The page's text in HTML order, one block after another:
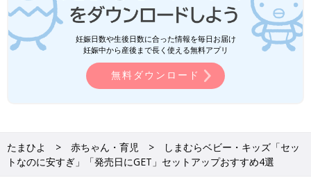
妊娠日数や生後日数に合った情報を毎日お届け
妊娠中から産後まで長く使える無料アプリ
無料ダウンロード
たまひよ 赤ちゃん・育児
しまむらベビー・キッズ「セッ
トなのに安すぎ」「発売日にGET」セットアップおすすめ4選